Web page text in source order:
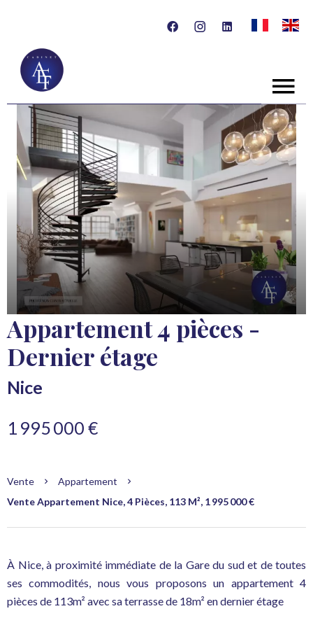
Appartement 4 pièces -
Dernier étage
Nice
1 995 000 €
Vente
Appartement
Vente Appartement Nice, 4 Pièces, 113 M², 1 995 000 €
À Nice, à proximité immédiate de la Gare du sud et de toutes
ses commodités, nous vous proposons un appartement 4
pièces de 113m² avec sa terrasse de 18m² en dernier étage